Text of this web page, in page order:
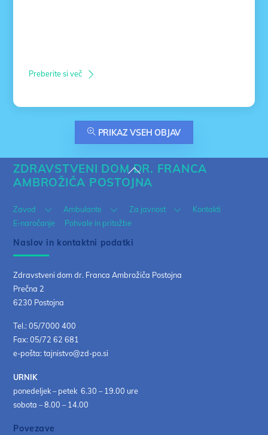
Preberite si več
PRIKAZ VSEH OBJAV
Back
To
ZDRAVSTVENI DOM DR. FRANCA
AMBROŽIČA POSTOJNA
Zavod Ambulante Za javnost
Kontakti
E-naročanje
Pohvale in pritožbe
Naslov in kontaktni podatki
Zdravstveni dom dr. Franca Ambrožiča Postojna
Prečna 2
6230 Postojna
Tel.: 05/7000 400
Fax: 05/72 62 681
e-pošta: tajnistvo@zd-po.si
URNIK
ponedeljek – petek 6.30 – 19.00 ure
sobota – 8.00 – 14.00
Povezave